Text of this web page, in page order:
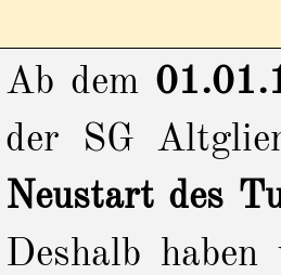
Ab dem
der SG
Neustart des
Deshalb